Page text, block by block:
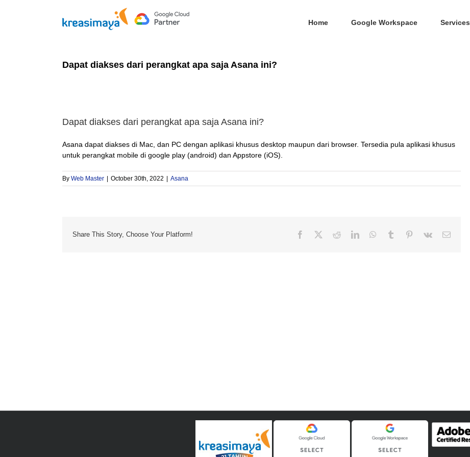
Home Google Workspace Services
Dapat diakses dari perangkat apa saja Asana ini?
Dapat diakses dari perangkat apa saja Asana ini?
Asana dapat diakses di Mac, dan PC dengan aplikasi khusus desktop maupun dari browser. Tersedia pula aplikasi khusus
untuk perangkat mobile di google play (android) dan Appstore (iOS).
By Web Master | October 30th, 2022 | Asana
Share This Story, Choose Your Platform! Facebook RedditLinkedInWhatsApp
Tumblr Pinterest
Vk Email